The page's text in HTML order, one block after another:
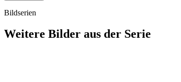
Bildserien
Weitere Bilder aus der Serie